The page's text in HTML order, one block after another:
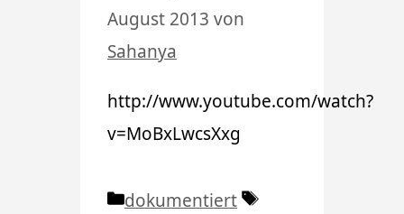
August 2013 von
Sahanya
http://www.youtube.com/watch?
v=MoBxLwcsXxg
Kategorien
dokumentiert
Schlagwörter